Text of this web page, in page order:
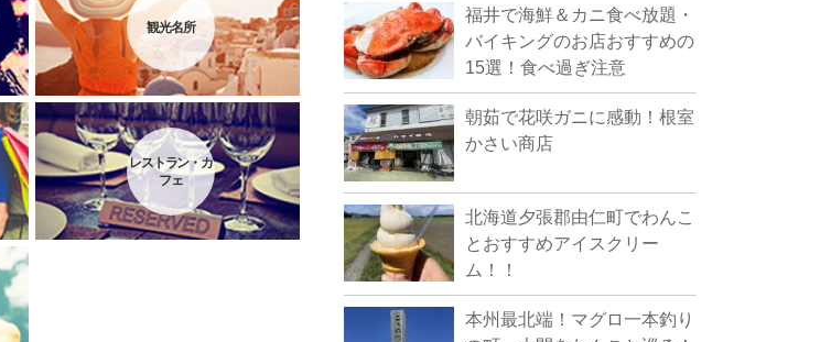
観光名所
レストラン・カ
フェ
福井で海鮮＆カニ食べ放題・
バイキングのお店おすすめの
15選！食べ過ぎ注意
朝茹で花咲ガニに感動！根室
かさい商店
北海道夕張郡由仁町でわんこ
とおすすめアイスクリー
ム！！
本州最北端！マグロ一本釣り